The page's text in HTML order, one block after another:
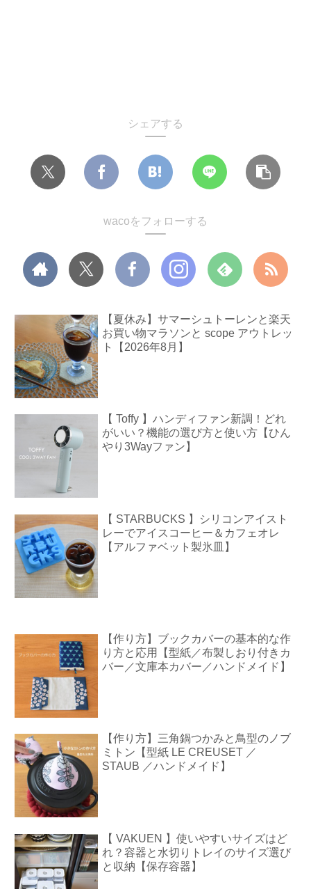
シェアする
wacoをフォローする
【夏休み】サマーシュトーレンと楽天
お買い物マラソンと scope アウトレッ
ト【2026年8月】
【 Toffy 】ハンディファン新調！どれ
がいい？機能の選び方と使い方【ひん
やり3Wayファン】
【 STARBUCKS 】シリコンアイスト
レーでアイスコーヒー＆カフェオレ
【アルファベット製氷皿】
【作り方】ブックカバーの基本的な作
り方と応用【型紙／布製しおり付きカ
バー／文庫本カバー／ハンドメイド】
【作り方】三角鍋つかみと鳥型のノブ
ミトン【型紙 LE CREUSET ／
STAUB ／ハンドメイド】
【 VAKUEN 】使いやすいサイズはど
れ？容器と水切りトレイのサイズ選び
と収納【保存容器】